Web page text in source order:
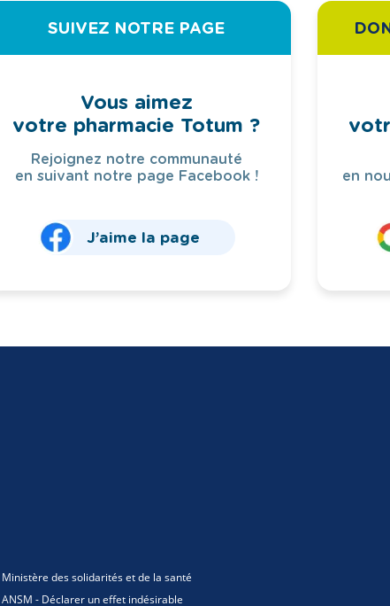
SUIVEZ NOTRE PAGE
Vous aimez
votre pharmacie Totum ?
Rejoignez notre communauté
en suivant notre page Facebook !
J’aime la page
en
Ministère des solidarités et de la santé
ANSM - Déclarer un effet indésirable